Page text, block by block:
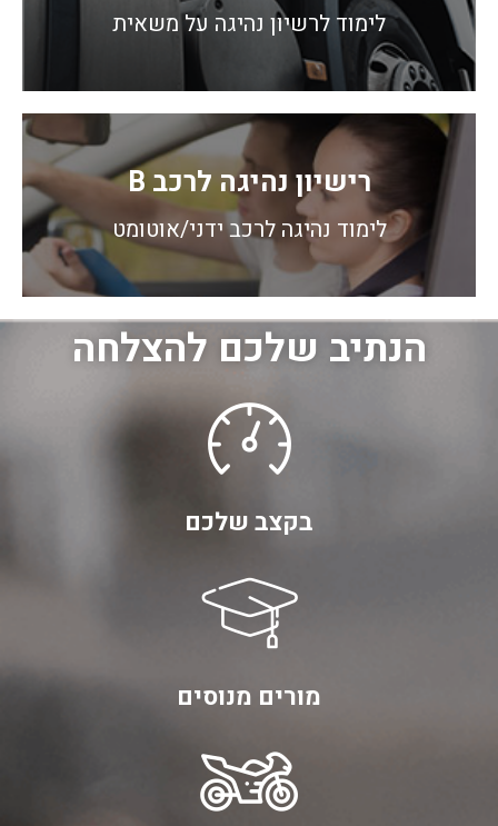
לימוד לרשיון נהיגה על משאית
רישיון נהיגה לרכב B
לימוד נהיגה לרכב ידני/אוטומט
הנתיב שלכם להצלחה
בקצב שלכם
מורים מנוסים